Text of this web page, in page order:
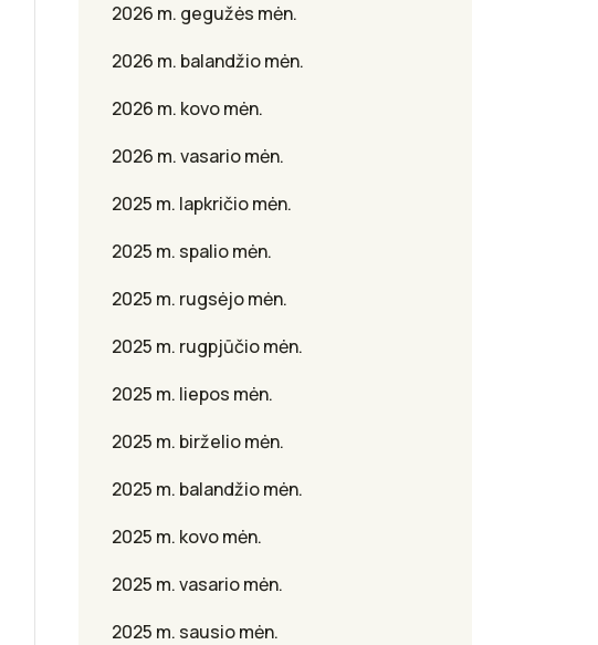
2026 m. gegužės mėn.
2026 m. balandžio mėn.
2026 m. kovo mėn.
2026 m. vasario mėn.
2025 m. lapkričio mėn.
2025 m. spalio mėn.
2025 m. rugsėjo mėn.
2025 m. rugpjūčio mėn.
2025 m. liepos mėn.
2025 m. birželio mėn.
2025 m. balandžio mėn.
2025 m. kovo mėn.
2025 m. vasario mėn.
2025 m. sausio mėn.